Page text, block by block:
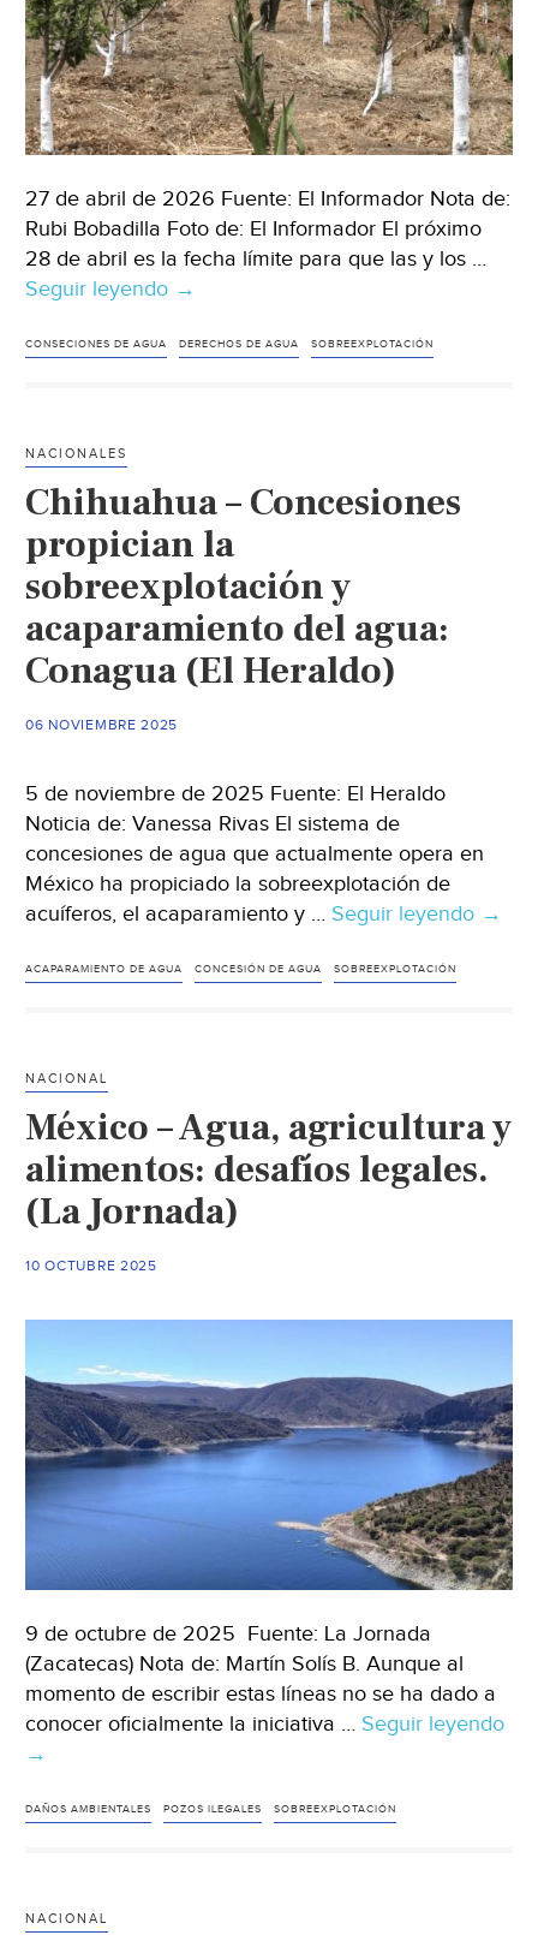
27 de abril de 2026 Fuente: El Informador Nota de:
Rubi Bobadilla Foto de: El Informador El próximo
28 de abril es la fecha límite para que las y los …
Seguir leyendo México
Conagua:
retos
organismo
en
concesiones
pozos
→
CONSECIONES DE AGUA DERECHOS DE AGUA SOBREEXPLOTACIÓN
NACIONALES
Chihuahua – Concesiones
propician la
sobreexplotación y
acaparamiento del agua:
Conagua (El Heraldo)
06 NOVIEMBRE 2025
5 de noviembre de 2025 Fuente: El Heraldo
Noticia de: Vanessa Rivas El sistema de
concesiones de agua que actualmente opera en
México ha propiciado la sobreexplotación de
acuíferos, el acaparamiento y … Seguir leyendo
del
agua:
→
ACAPARAMIENTO DE AGUA CONCESIÓN DE AGUA SOBREEXPLOTACIÓN
NACIONAL
México – Agua, agricultura y
alimentos: desafíos legales.
(La Jornada)
10 OCTUBRE 2025
9 de octubre de 2025 Fuente: La Jornada
(Zacatecas) Nota de: Martín Solís B. Aunque al
momento de escribir estas líneas no se ha dado a
conocer oficialmente la iniciativa … Seguir leyendo
→
DAÑOS AMBIENTALES POZOS ILEGALES SOBREEXPLOTACIÓN
NACIONAL